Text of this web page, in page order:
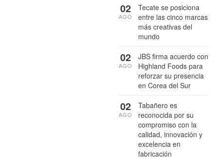
Tecate se posiciona
entre las cinco marcas
más creativas del
mundo
02
AGO
JBS firma acuerdo con
Highland Foods para
reforzar su presencia
en Corea del Sur
02
AGO
Tabañero es
reconocida por su
compromiso con la
calidad, innovación y
excelencia en
fabricación
02
AGO